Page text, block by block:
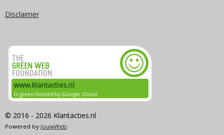
Disclaimer
© 2016 - 2026 Klantacties.nl
Powered by JouwWeb